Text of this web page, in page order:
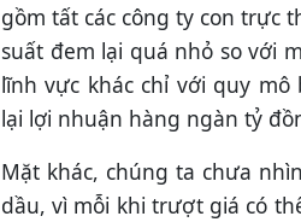
gồm tất các công ty con trực
suất đem lại quá nhỏ so với
lĩnh vực khác chỉ với quy
lại lợi nhuận hàng ngàn tỷ
Mặt khác, chúng ta chưa
dầu, vì mỗi khi trượt giá có